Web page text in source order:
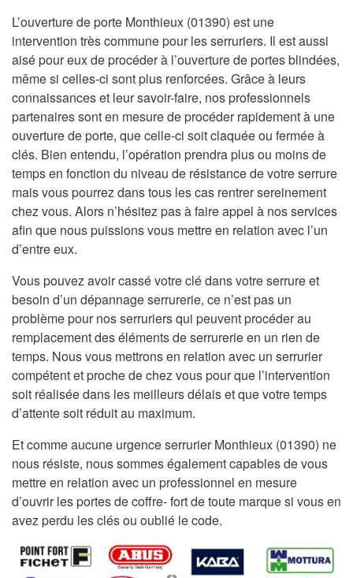
L’ouverture de porte Monthieux (01390) est une
intervention très commune pour les serruriers. Il est aussi
aisé pour eux de procéder à l’ouverture de portes blindées,
même si celles-ci sont plus renforcées. Grâce à leurs
connaissances et leur savoir-faire, nos professionnels
partenaires sont en mesure de procéder rapidement à une
ouverture de porte, que celle-ci soit claquée ou fermée à
clés. Bien entendu, l’opération prendra plus ou moins de
temps en fonction du niveau de résistance de votre serrure
mais vous pourrez dans tous les cas rentrer sereinement
chez vous. Alors n’hésitez pas à faire appel à nos services
afin que nous puissions vous mettre en relation avec l’un
d’entre eux.
Vous pouvez avoir cassé votre clé dans votre serrure et
besoin d’un dépannage serrurerie, ce n’est pas un
problème pour nos serruriers qui peuvent procéder au
remplacement des éléments de serrurerie en un rien de
temps. Nous vous mettrons en relation avec un serrurier
compétent et proche de chez vous pour que l’intervention
soit réalisée dans les meilleurs délais et que votre temps
d’attente soit réduit au maximum.
Et comme aucune urgence serrurier Monthieux (01390) ne
nous résiste, nous sommes également capables de vous
mettre en relation avec un professionnel en mesure
d’ouvrir les portes de coffre- fort de toute marque si vous en
avez perdu les clés ou oublié le code.